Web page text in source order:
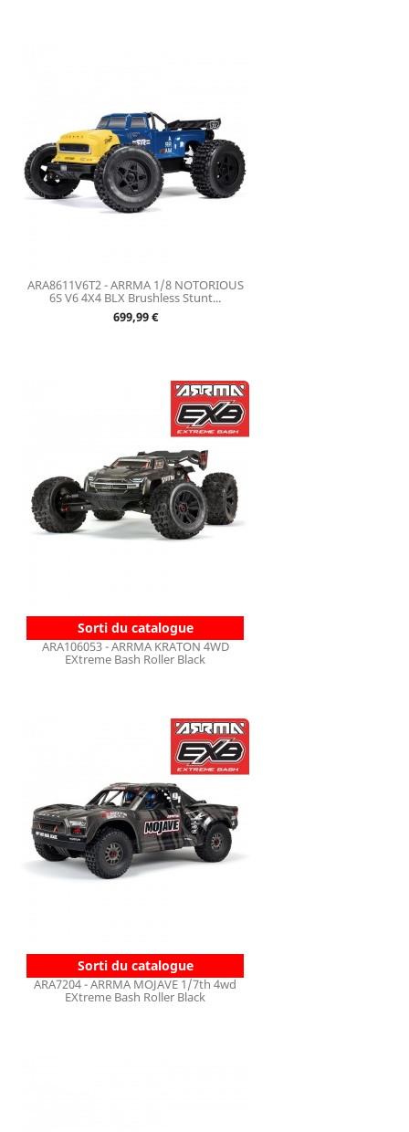
ARA8611V6T2 - ARRMA 1/8 NOTORIOUS
6S V6 4X4 BLX Brushless Stunt...
Prix
699,99 €
Sorti du catalogue
ARA106053 - ARRMA KRATON 4WD
EXtreme Bash Roller Black
Sorti du catalogue
ARA7204 - ARRMA MOJAVE 1/7th 4wd
EXtreme Bash Roller Black